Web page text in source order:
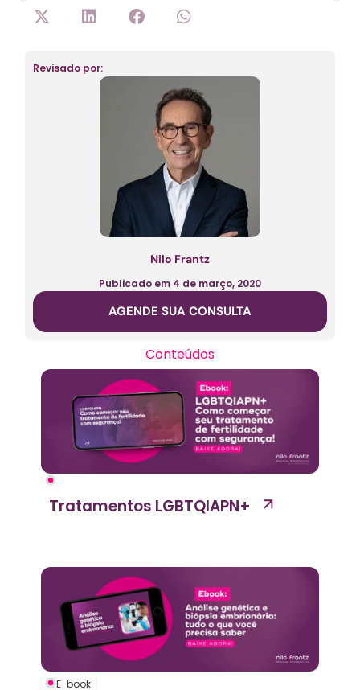
Revisado por:
Nilo Frantz
Publicado em 4 de março, 2020
AGENDE SUA CONSULTA
Conteúdos
Tratamentos LGBTQIAPN+
E-book